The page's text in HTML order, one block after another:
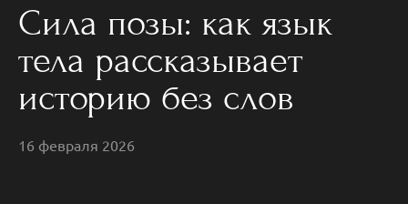
Сила позы: как язык
тела рассказывает
историю без слов
16 февраля 2026